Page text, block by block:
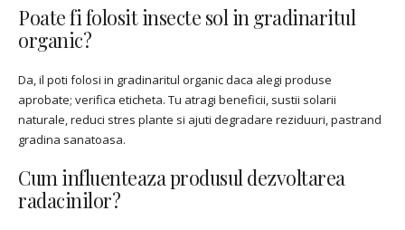
Poate fi folosit insecte sol in gradinaritul
organic?
Da, il poti folosi in gradinaritul organic daca alegi produse
aprobate; verifica eticheta. Tu atragi beneficii, sustii solarii
naturale, reduci stres plante si ajuti degradare reziduuri, pastrand
gradina sanatoasa.
Cum influenteaza produsul dezvoltarea
radacinilor?